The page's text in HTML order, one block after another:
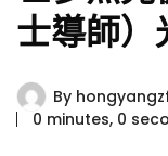
士導師）
By
0 minutes, 0